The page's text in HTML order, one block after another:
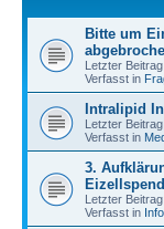
Bitte um
Letzter
Verfasst in
Intralipid
Letzter
Verfasst in
3.
Letzter
Verfasst in